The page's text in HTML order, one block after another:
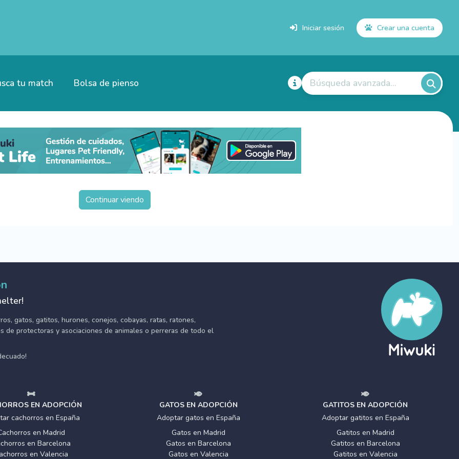
Iniciar sesión Crear una cuenta
tu match Bolsa de pienso Búsqueda avanzada...
Continuar viendo
gatos, gatitos, hurones, conejos, cobayas, ratas, ratones,
de protectoras y asociaciones de animales o perreras de todo el
EN ADOPCIÓN
cachorros en España
en Madrid
en Barcelona
en Valencia
GATOS EN ADOPCIÓN
Adoptar gatos en España
Gatos en Madrid
Gatos en Barcelona
Gatos en Valencia
GATITOS EN ADOPCIÓN
Adoptar gatitos en España
Gatitos en Madrid
Gatitos en Barcelona
Gatitos en Valencia